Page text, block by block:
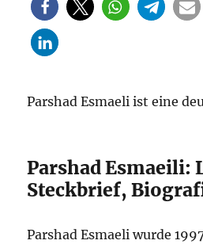
Parshad Esmaeli ist eine
Parshad Esmaeili:
Steckbrief,
Parshad Esmaeli wurde